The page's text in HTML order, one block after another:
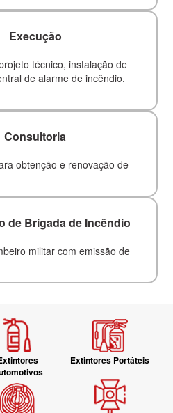
Execução
técnico, instalação de
de alarme de incêndio.
Consultoria
obtenção e renovação de
de Brigada de Incêndio
militar com emissão de
Extintores Portáteis